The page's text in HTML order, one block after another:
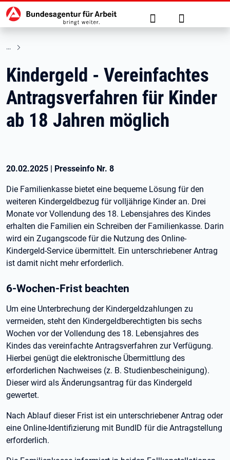
zu den Hauptinhalten springen
Hauptnavigation Suche Anmelden
Kindergeld - Vereinfachtes
Antragsverfahren für Kinder
ab 18 Jahren möglich
20.02.2025 | Presseinfo Nr. 8
Die Familienkasse bietet eine bequeme Lösung für den
weiteren Kindergeldbezug für volljährige Kinder an. Drei
Monate vor Vollendung des 18. Lebensjahres des Kindes
erhalten die Familien ein Schreiben der Familienkasse. Darin
wird ein Zugangscode für die Nutzung des Online-
Kindergeld-Service übermittelt. Ein unterschriebener Antrag
ist damit nicht mehr erforderlich.
6-Wochen-Frist beachten
Um eine Unterbrechung der Kindergeldzahlungen zu
vermeiden, steht den Kindergeldberechtigten bis sechs
Wochen vor der Vollendung des 18. Lebensjahres des
Kindes das vereinfachte Antragsverfahren zur Verfügung.
Hierbei genügt die elektronische Übermittlung des
erforderlichen Nachweises (z. B. Studienbescheinigung).
Dieser wird als Änderungsantrag für das Kindergeld
gewertet.
Nach Ablauf dieser Frist ist ein unterschriebener Antrag oder
eine Online-Identifizierung mit BundID für die Antragstellung
erforderlich.